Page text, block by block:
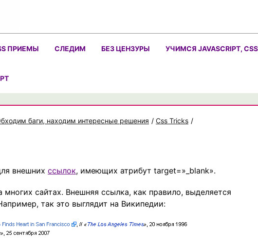
ПРИЕМЫ СЛЕДИМ БЕЗ ЦЕНЗУРЫ УЧИМСЯ JAVASCRIPT,
баги, находим интересные решения / Css Tricks /
внешних ссылок, имеющих атрибут target=»_blank».
многих сайтах. Внешняя ссылка, как правило, выделяется
так это выглядит на Википедии: